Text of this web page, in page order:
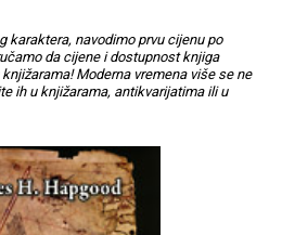
karaktera, navodimo prvu cijenu po
da cijene i dostupnost knjiga
Moderna vremena više se ne
ih u knjižarama, antikvarijatima ili u